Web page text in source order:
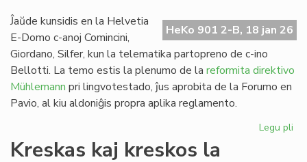
HeKo 901 2-B, 18 jan 26
Ĵaŭde kunsidis en la Helvetia
E-Domo c-anoj Comincini,
Giordano, Silfer, kun la telematika partopreno de c-ino
Bellotti. La temo estis la plenumo de la reformita direktivo
Mühlemann pri lingvotestado, ĵus aprobita de la Forumo en
Pavio, al kiu aldoniĝis propra aplika reglamento.
Legu pli
Kreskas kaj kreskos la